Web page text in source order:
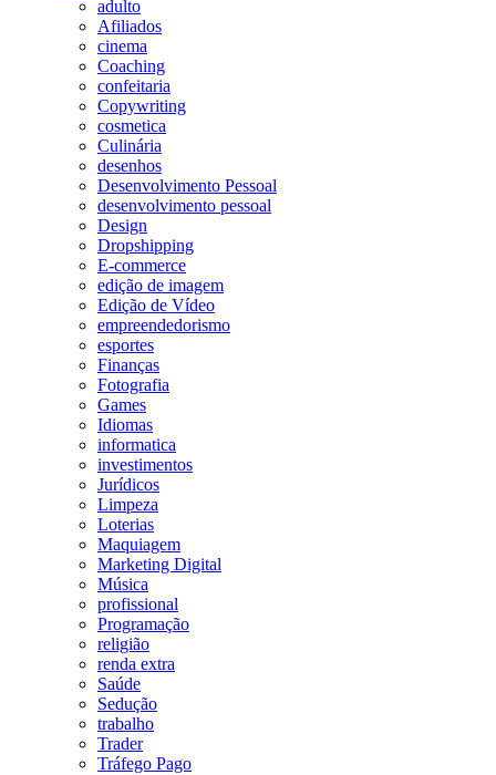
adulto
Afiliados
cinema
Coaching
confeitaria
Copywriting
cosmetica
Culinária
desenhos
Desenvolvimento Pessoal
desenvolvimento pessoal
Design
Dropshipping
E-commerce
edição de imagem
Edição de Vídeo
empreendedorismo
esportes
Finanças
Fotografia
Games
Idiomas
informatica
investimentos
Jurídicos
Limpeza
Loterias
Maquiagem
Marketing Digital
Música
profissional
Programação
religião
renda extra
Saúde
Sedução
trabalho
Trader
Tráfego Pago